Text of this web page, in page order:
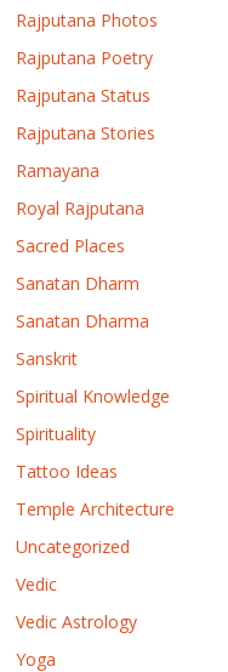
Rajputana Photos
Rajputana Poetry
Rajputana Status
Rajputana Stories
Ramayana
Royal Rajputana
Sacred Places
Sanatan Dharm
Sanatan Dharma
Sanskrit
Spiritual Knowledge
Spirituality
Tattoo Ideas
Temple Architecture
Uncategorized
Vedic
Vedic Astrology
Yoga